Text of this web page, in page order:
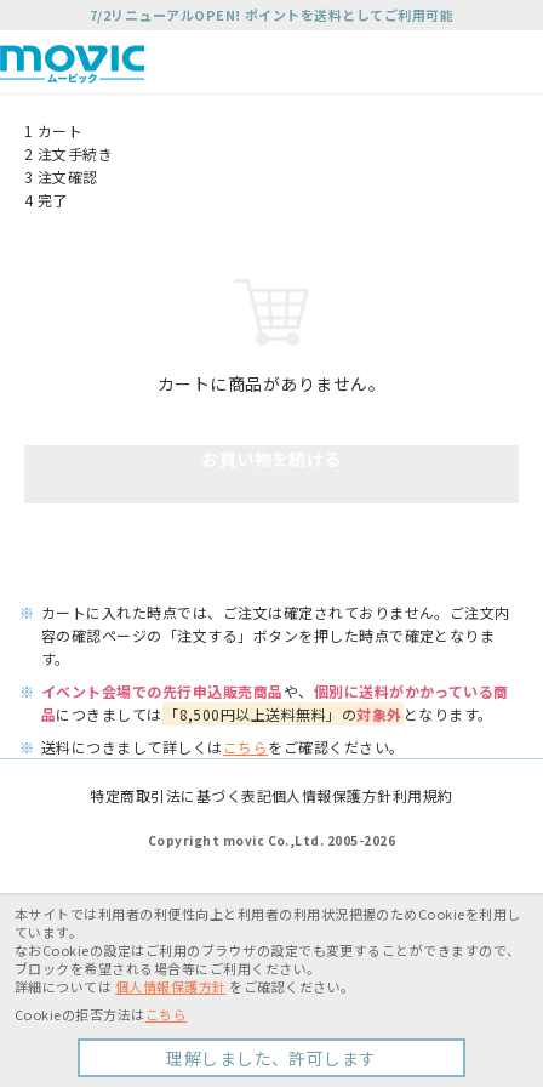
7/2リニューアルOPEN! ポイントを送料としてご利用可能
1 カート
2 注文手続き
3 注文確認
4 完了
カートに商品がありません。
※ カートに入れた時点では、ご注文は確定されておりません。ご注文内
容の確認ページの「注文する」ボタンを押した時点で確定となりま
す。
※ イベント会場での先行申込販売商品や、 個別に送料がかかっている商
品につきましては 「8,500円以上送料無料」の対象外 となります。
※ 送料につきまして詳しくはこちらをご確認ください。
特定商取引法に基づく表記個人情報保護方針利用規約
Copyright movic Co.,Ltd. 2005-2026
本サイトでは利用者の利便性向上と利用者の利用状況把握のためCookieを利用し
ています。
なおCookieの設定はご利用のブラウザの設定でも変更することができますので、
ブロックを希望される場合等にご利用ください。
詳細については 個人情報保護方針 をご確認ください。
Cookieの拒否方法は こちら
理解しました、許可します